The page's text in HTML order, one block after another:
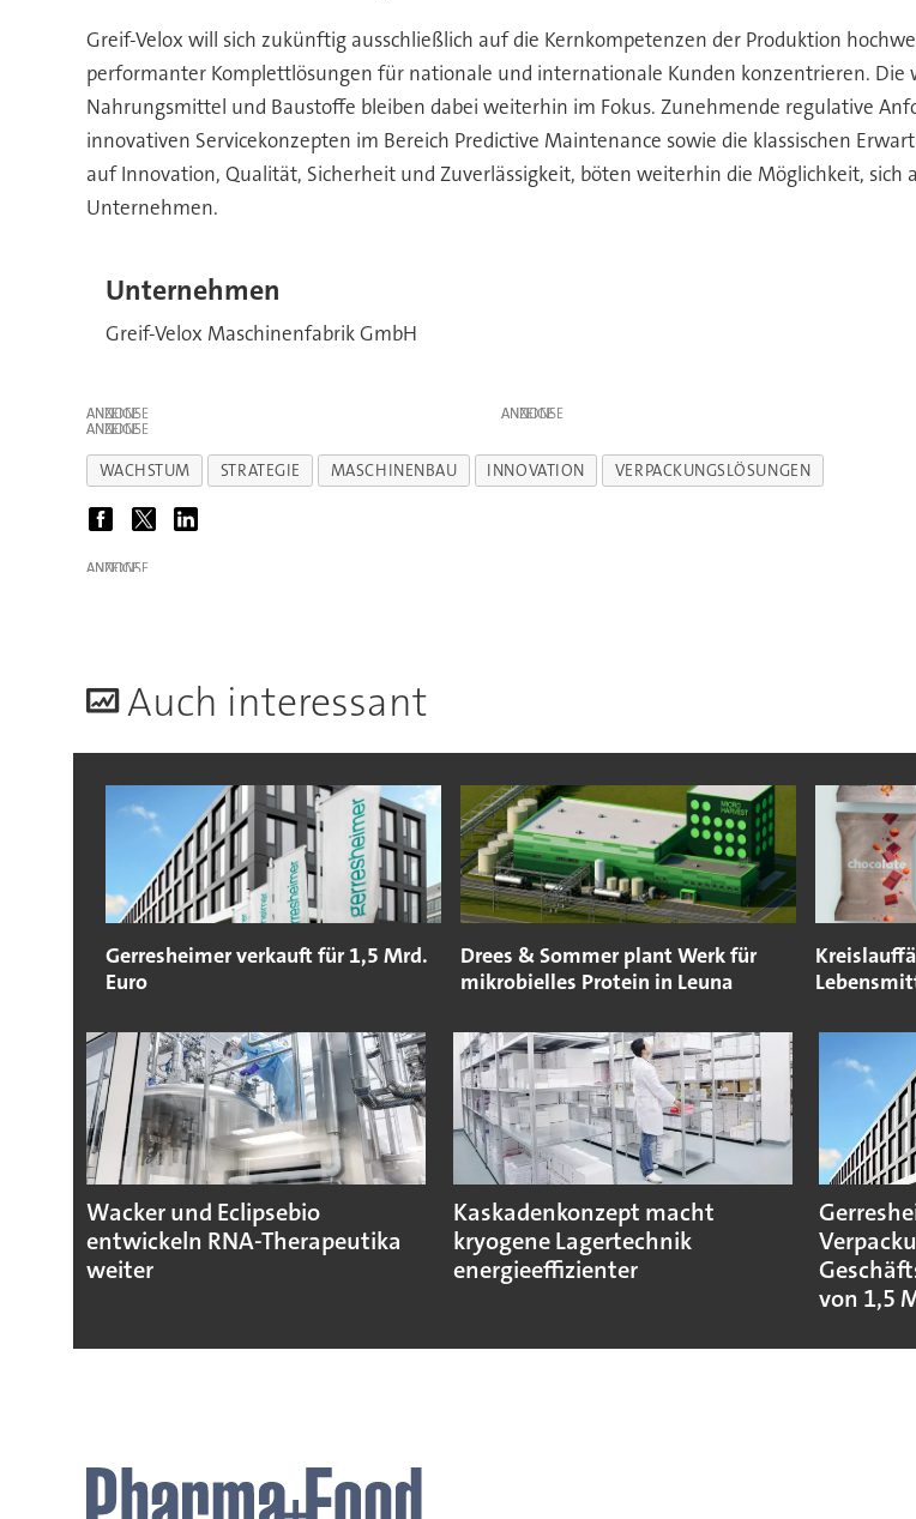
Greif-Velox will sich zukünftig ausschließlich auf die Kernkompetenzen der Produktion
performanter Komplettlösungen für nationale und internationale Kunden konzentrieren. Die
Nahrungsmittel und Baustoffe bleiben dabei weiterhin im Fokus. Zunehmende regulative
innovativen Servicekonzepten im Bereich Predictive Maintenance sowie die klassischen
auf Innovation, Qualität, Sicherheit und Zuverlässigkeit, böten weiterhin die Möglichkeit, sich
Unternehmen.
Unternehmen
Greif-Velox Maschinenfabrik GmbH
ANZEIGE ANZEIGE
ANZEIGE
WACHSTUM STRATEGIE MASCHINENBAU INNOVATION VERPACKUNGSLÖSUNGEN
ANZEIGE
Auch interessant
Gerresheimer verkauft für 1,5 Mrd.
Euro
Drees & Sommer plant Werk für
mikrobielles Protein in Leuna
Wacker und Eclipsebio
entwickeln RNA-Therapeutika
weiter
Kaskadenkonzept macht
kryogene Lagertechnik
energieeffizienter
von 1,5